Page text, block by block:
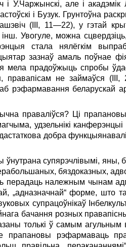
У.Чаржынскі, але і акадэмік
і Бузук. Грунтоўна
(III, 11—22), у гэтай
інш. Увогуле, можна
стала нялёгкім
зазнаў амаль поўнае
мела прадоўжыць спробы
правапісам не займаўся (III,
рэфармавання беларускай
праваліўся? Ці
удзельнікі
добра
супярэчлівымі, яны,
бяздоказных,
перадаць належным чынам
„адназначнай“ форме, што
супрацоўнікаў
бачання розных
толькі ў самым агульным
прапановы рэфармаваць